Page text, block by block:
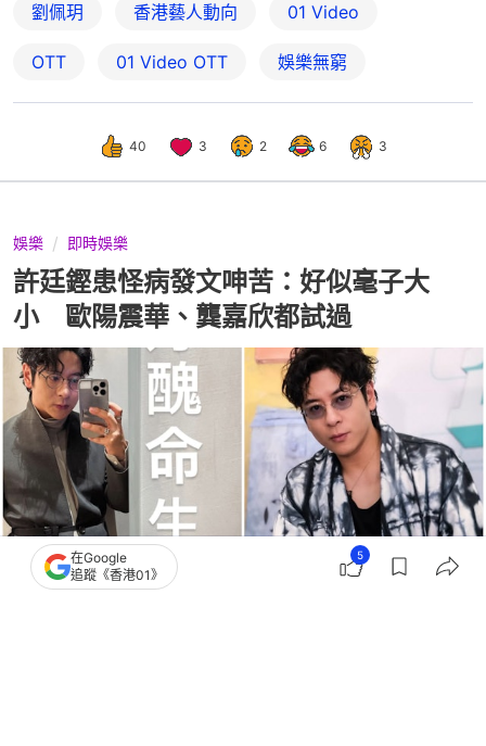
劉佩玥 香港藝人動向 01 Video
OTT 01‌ ‌Video‌ ‌OTT 娛樂無窮
40 3 2 6 3
娛樂 即時娛樂
許廷鏗患怪病發文呻苦：好似毫子大
小 歐陽震華、龔嘉欣都試過
在Google
追蹤《香港01》
5